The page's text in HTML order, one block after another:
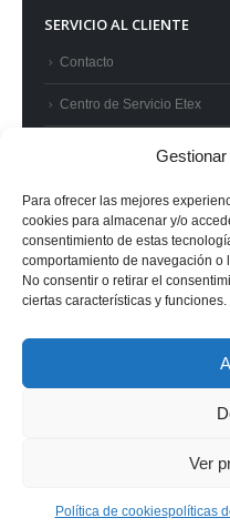
Para ofrecer las mejores
cookies para almacenar y/o
consentimiento de estas
comportamiento de navegación o
No consentir o retirar el
ciertas características y funciones.
Ver
Política de cookiespolíticas
SERVICIO AL CLIENTE
Contacto
Centro de Servicio Etex
Superintendencia de
© 2022 Etex - Todos los